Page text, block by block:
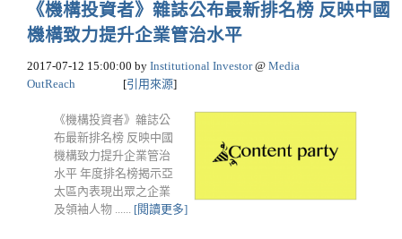
《機構投資者》雜誌公布最新排名榜 反映中國
機構致力提升企業管治水平
2017-07-12 15:00:00 by Institutional Investor@ Media
OutReach
[引用來源]
《機構投資者》雜誌公
布最新排名榜 反映中國
機構致力提升企業管治
水平 年度排名榜揭示亞
太區內表現出眾之企業
及領袖人物 ...... [閱讀更多]